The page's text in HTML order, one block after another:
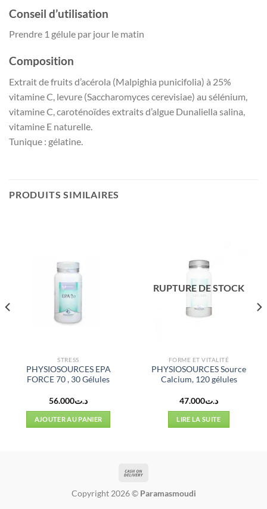
Conseil d’utilisation
Prendre 1 gélule par jour le matin
Composition
Extrait de fruits d’acérola (Malpighia punicifolia) à 25%
vitamine C, levure (Saccharomyces cerevisiae) au sélénium,
vitamine C, caroténoïdes extraits d’algue Dunaliella salina,
vitamine E naturelle.
Tunique : gélatine.
PRODUITS SIMILAIRES
STRESS
PHYSIOSOURCES EPA
FORCE 70 , 30 Gélules
د.ت56.000
AJOUTER AU PANIER
RUPTURE DE STOCK
FORME ET VITALITÉ
PHYSIOSOURCES Source
Calcium, 120 gélules
د.ت47.000
LIRE LA SUITE
Copyright 2026 © Paramasmoudi